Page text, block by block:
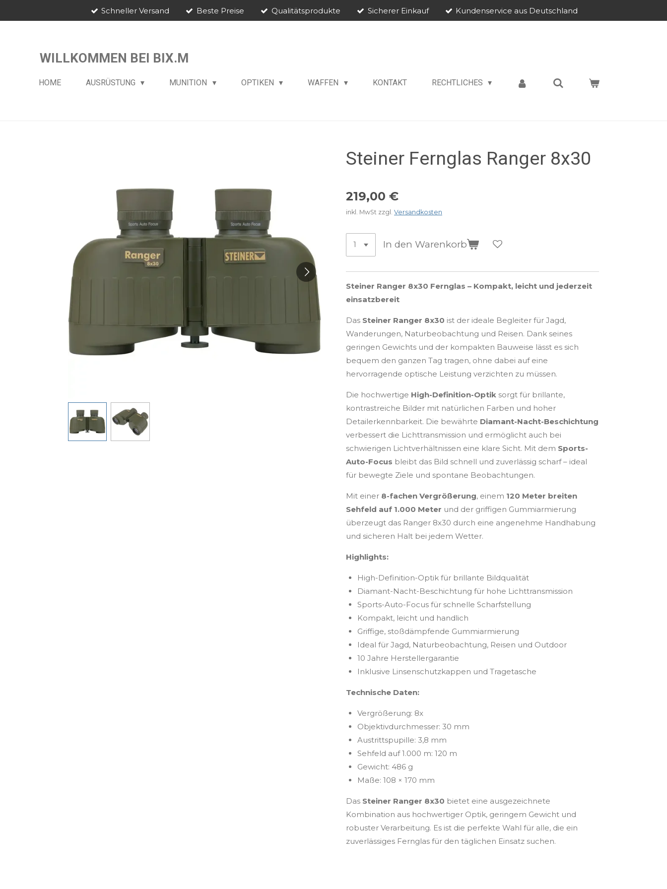
Schneller Versand Beste Preise Qualitätsprodukte Sicherer Einkauf Kundenservice aus Deutschland
WILLKOMMEN BEI BIX.M
HOME AUSRÜSTUNG MUNITION OPTIKEN WAFFEN KONTAKT RECHTLICHES
Steiner Fernglas Ranger 8x30
219,00 €
inkl. MwSt zzgl. Versandkosten
In den Warenkorb
Steiner Ranger 8x30 Fernglas – Kompakt, leicht und jederzeit
einsatzbereit
Das Steiner Ranger 8x30 ist der ideale Begleiter für Jagd,
Wanderungen, Naturbeobachtung und Reisen. Dank seines
geringen Gewichts und der kompakten Bauweise lässt es sich
bequem den ganzen Tag tragen, ohne dabei auf eine
hervorragende optische Leistung verzichten zu müssen.
Die hochwertige High-Definition-Optik sorgt für brillante,
kontrastreiche Bilder mit natürlichen Farben und hoher
Detailerkennbarkeit. Die bewährte Diamant-Nacht-Beschichtung
verbessert die Lichttransmission und ermöglicht auch bei
schwierigen Lichtverhältnissen eine klare Sicht. Mit dem Sports-
Auto-Focus bleibt das Bild schnell und zuverlässig scharf – ideal
für bewegte Ziele und spontane Beobachtungen.
Mit einer 8-fachen Vergrößerung, einem 120 Meter breiten
Sehfeld auf 1.000 Meter und der griffigen Gummiarmierung
überzeugt das Ranger 8x30 durch eine angenehme Handhabung
und sicheren Halt bei jedem Wetter.
Highlights:
High-Definition-Optik für brillante Bildqualität
Diamant-Nacht-Beschichtung für hohe Lichttransmission
Sports-Auto-Focus für schnelle Scharfstellung
Kompakt, leicht und handlich
Griffige, stoßdämpfende Gummiarmierung
Ideal für Jagd, Naturbeobachtung, Reisen und Outdoor
10 Jahre Herstellergarantie
Inklusive Linsenschutzkappen und Tragetasche
Technische Daten:
Vergrößerung: 8x
Objektivdurchmesser: 30 mm
Austrittspupille: 3,8 mm
Sehfeld auf 1.000 m: 120 m
Gewicht: 486 g
Maße: 108 × 170 mm
Das Steiner Ranger 8x30 bietet eine ausgezeichnete
Kombination aus hochwertiger Optik, geringem Gewicht und
robuster Verarbeitung. Es ist die perfekte Wahl für alle, die ein
zuverlässiges Fernglas für den täglichen Einsatz suchen.